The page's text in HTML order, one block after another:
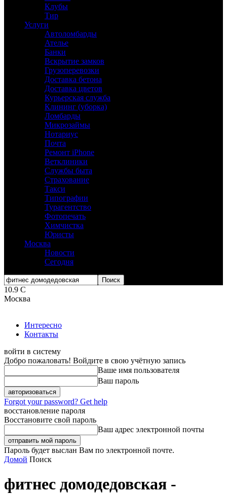
Клубы
Тир
Услуги
Автоломбарды
Ателье
Банки
Вскрытие замков
Грузоперевозки
Доставка бетона
Доставка цветов
Курьерская служба
Клининг (уборка)
Ломбарды
Микрозаймы
Нотариус
Почта
Ремонт iPhone
Ветклиники
Службы быта
Страхование
Такси
Типографии
Турагентство
Фотопечать
Химчистка
Юристы
Москва
Новости
Сегодня
10.9 C
Москва
Интересно
Контакты
войти в систему
Добро пожаловать! Войдите в свою учётную запись
Ваше имя пользователя
Ваш пароль
Forgot your password? Get help
восстановление пароля
Восстановите свой пароль
Ваш адрес электронной почты
Пароль будет выслан Вам по электронной почте.
Домой Поиск
фитнес домодедовская -